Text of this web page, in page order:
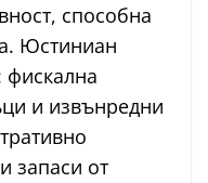
способна
Юстиниан
фискална
и извънредни
запаси от